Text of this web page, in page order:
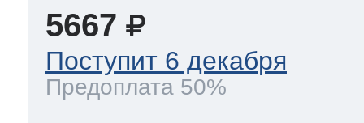
5667
Поступит 6 декабря
Предоплата 50%